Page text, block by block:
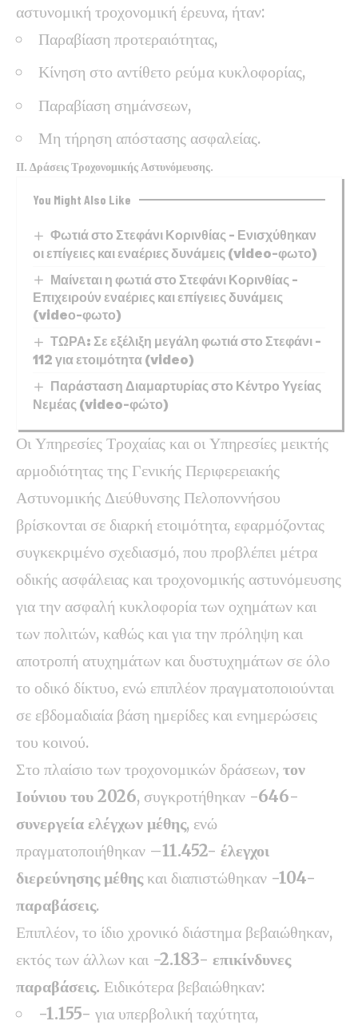
αστυνομική τροχονομική έρευνα, ήταν:
Παραβίαση προτεραιότητας,
Κίνηση στο αντίθετο ρεύμα κυκλοφορίας,
Παραβίαση σημάνσεων,
Μη τήρηση απόστασης ασφαλείας.
ΙΙ. Δράσεις Τροχονομικής Αστυνόμευσης.
You Might Also Like
Φωτιά στο Στεφάνι Κορινθίας – Ενισχύθηκαν
οι επίγειες και εναέριες δυνάμεις (video-φωτο)
Μαίνεται η φωτιά στο Στεφάνι Κορινθίας –
Επιχειρούν εναέριες και επίγειες δυνάμεις
(videο-φωτο)
ΤΩΡΑ: Σε εξέλιξη μεγάλη φωτιά στο Στεφάνι –
112 για ετοιμότητα (video)
Παράσταση Διαμαρτυρίας στο Κέντρο Υγείας
Νεμέας (video-φώτο)
Οι Υπηρεσίες Τροχαίας και οι Υπηρεσίες μεικτής
αρμοδιότητας της Γενικής Περιφερειακής
Αστυνομικής Διεύθυνσης Πελοποννήσου
βρίσκονται σε διαρκή ετοιμότητα, εφαρμόζοντας
συγκεκριμένο σχεδιασμό, που προβλέπει μέτρα
οδικής ασφάλειας και τροχονομικής αστυνόμευσης
για την ασφαλή κυκλοφορία των οχημάτων και
των πολιτών, καθώς και για την πρόληψη και
αποτροπή ατυχημάτων και δυστυχημάτων σε όλο
το οδικό δίκτυο, ενώ επιπλέον πραγματοποιούνται
σε εβδομαδιαία βάση ημερίδες και ενημερώσεις
του κοινού.
Στο πλαίσιο των τροχονομικών δράσεων, τον
Ιούνιου του 2026, συγκροτήθηκαν -646-
συνεργεία ελέγχων μέθης, ενώ
πραγματοποιήθηκαν –11.452- έλεγχοι
διερεύνησης μέθης και διαπιστώθηκαν -104-
παραβάσεις.
Επιπλέον, το ίδιο χρονικό διάστημα βεβαιώθηκαν,
εκτός των άλλων και -2.183- επικίνδυνες
παραβάσεις. Ειδικότερα βεβαιώθηκαν:
-1.155- για υπερβολική ταχύτητα,